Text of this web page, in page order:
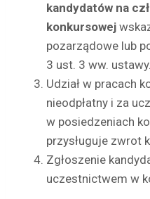
kandydatów na
konkursowej
pozarządowe lub
3 ust. 3 ww. ustawy.
Udział w pracach
nieodpłatny i za
w posiedzeniach
przysługuje zwrot
Zgłoszenie
uczestnictwem w